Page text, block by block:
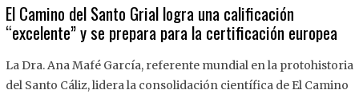
.
8
El Camino del Santo Grial logra una calificación
“excelente” y se prepara para la certificación europea
La Dra. Ana Mafé García, referente mundial en la protohistoria
del Santo Cáliz, lidera la consolidación científica de El Camino